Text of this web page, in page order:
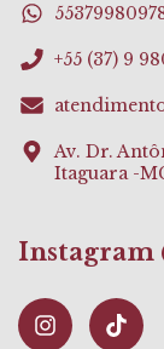
+55 (37) 9
Av. Dr.
Itaguara -
Instagram